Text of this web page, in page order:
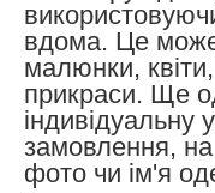
вдома. Це може
малюнки,
прикраси. Ще
індивідуальну
замовлення,
фото чи ім'я